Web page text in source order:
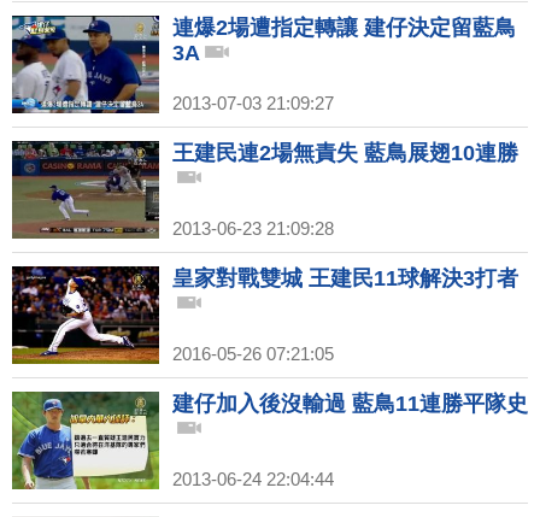
連爆2場遭指定轉讓 建仔決定留藍鳥
3A
2013-07-03 21:09:27
王建民連2場無責失 藍鳥展翅10連勝
2013-06-23 21:09:28
皇家對戰雙城 王建民11球解決3打者
2016-05-26 07:21:05
建仔加入後沒輸過 藍鳥11連勝平隊史
2013-06-24 22:04:44